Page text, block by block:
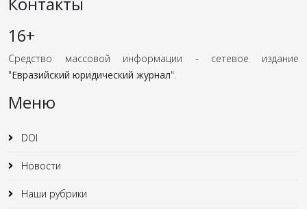
16+
Средство массовой информации - сетевое издание
"Евразийский юридический журнал".
Меню
DOI
Новости
Наши рубрики